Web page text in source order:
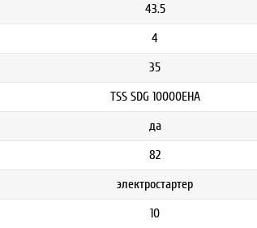
43.5
4
35
TSS SDG 10000EHA
да
82
электростартер
10